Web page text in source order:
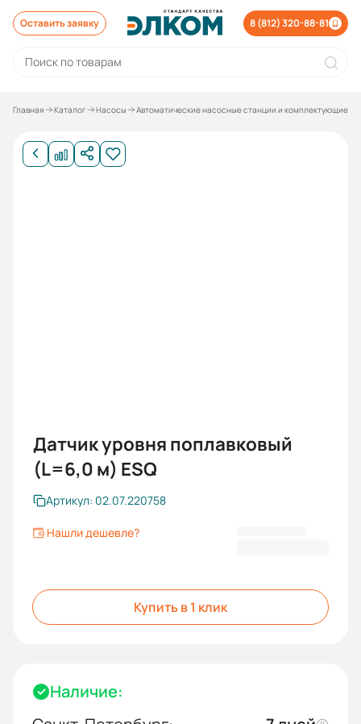
Оставить заявку 8 (812) 320-88-81
Главная Каталог Насосы Автоматические насосные станции и комплектующие к
Датчик уровня поплавковый
(L=6,0 м) ESQ
Артикул: 02.07.220758
Нашли дешевле?
Купить в 1 клик
Наличие: